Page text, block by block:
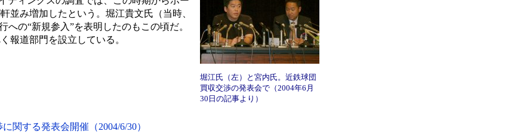
堀江氏（左）と宮内氏。近鉄球団
買収交渉の発表会で（2004年6月
30日の記事より）
並み増加したという。堀江貴文氏（当時、
の“新規参入”を表明したのもこの頃だ。
報道部門を設立している。
関する発表会開催（2004/6/30）